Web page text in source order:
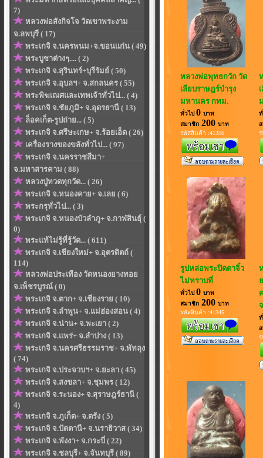
7)
หลวงพ่อสังกิจโจ วัดเขาพระงาม
จ.ลพบุรี ( 17)
พระเกจิ จ.นครพนม+จ.ขอนแก่น ( 49)
พระบูชาต่างๆ.... ( 2)
พระเกจิ จ.สุรินทร์+บุรีรัมย์ ( 50)
พระเกจิ จ.อุบลฯ+ จ.สกลนคร ( 55)
พระพิฆเณศและเทพเจ้าทั่วไป... ( 4)
พระเกจิ จ.ชัยภูมิ+ จ.อุดรธานี ( 13)
ล็อคเก็ต-รูปถ่าย... ( 5)
พระเกจิ จ.ศรีษะเกษ+ จ.ร้อยเอ็ด ( 26)
เครื่องรางของขลังทั่วไป... ( 97)
พระเกจิ จ.นครราชสีมา+
จ.มหาสารคาม ( 88)
หลวงปู่ทวดทุกวัด... ( 26)
พระเกจิ จ.หนองคาย+ จ.เลย ( 6)
พระกรุทั่วไป... ( 3)
พระเกจิ จ.หนองบัวลำภู+ จ.กาฬสินธุ์ (
0)
พระแท้ไม่รู้ที่รู้วัด... ( 611)
พระเกจิ จ.เชียงใหม่+ จ.อุตรดิตถ์ (
114)
หลวงพ่อประเทือง วัดหนองยางทอย
จ.เพ็ชรบูรณ์ ( 0)
พระเกจิ จ.ตาก+ จ.เชียงราย ( 10)
พระเกจิ จ.ลำพูน+ จ.แม่ฮ่องสอน ( 4)
พระเกจิ จ.น่าน+ จ.พะเยา ( 2)
พระเกจิ จ.แพร่+ จ.ลำปาง ( 13)
พระเกจิ จ.นครศรีธรรมราช+ จ.พัทลุง
( 74)
พระเกจิ จ.ประจวบฯ+ จ.ยะลา ( 45)
พระเกจิ จ.สงขลา+ จ.ชุมพร ( 12)
พระเกจิ จ.ระนอง+ จ.สุราษฎร์ธานี (
4)
พระเกจิ จ.ภูเก็ต+ จ.ตรัง ( 5)
พระเกจิ จ.ปัตตานี+ จ.นราธิวาส ( 34)
พระเกจิ จ.พังงา+ จ.กระบี่ ( 22)
พระเกจิ จ.ชลบุรี+ จ.จันทบุรี ( 89)
หลวงพ่อพุทธกวัก วัด
เลียบราษฎร์บำรุง
มหานคร กทม.
ทั่วไป 0 บาท
สมาชิก 200 บาท
รหัสสินค้า :41356
รูปหล่อพระปิดตาจิ๋ว
ไม่ทราบที่
ทั่วไป 0 บาท
สมาชิก 200 บาท
รหัสสินค้า :41345